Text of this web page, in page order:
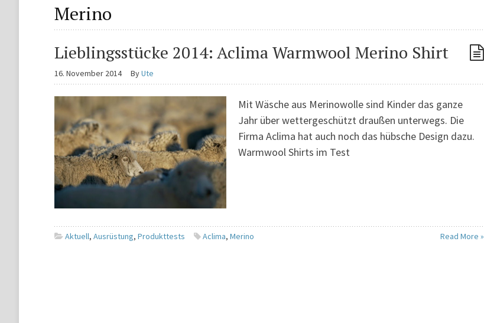
Merino
Lieblingsstücke 2014: Aclima Warmwool Merino Shirt
16. November 2014 ByUte
Mit Wäsche aus Merinowolle sind Kinder das ganze
Jahr über wettergeschützt draußen unterwegs. Die
Firma Aclima hat auch noch das hübsche Design dazu.
Warmwool Shirts im Test
Read More »
Aktuell, Ausrüstung, Produkttests Aclima, Merino